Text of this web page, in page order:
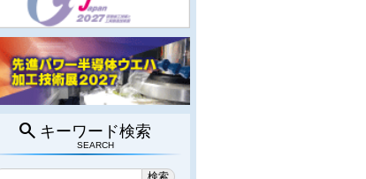
search キーワード検索
SEARCH